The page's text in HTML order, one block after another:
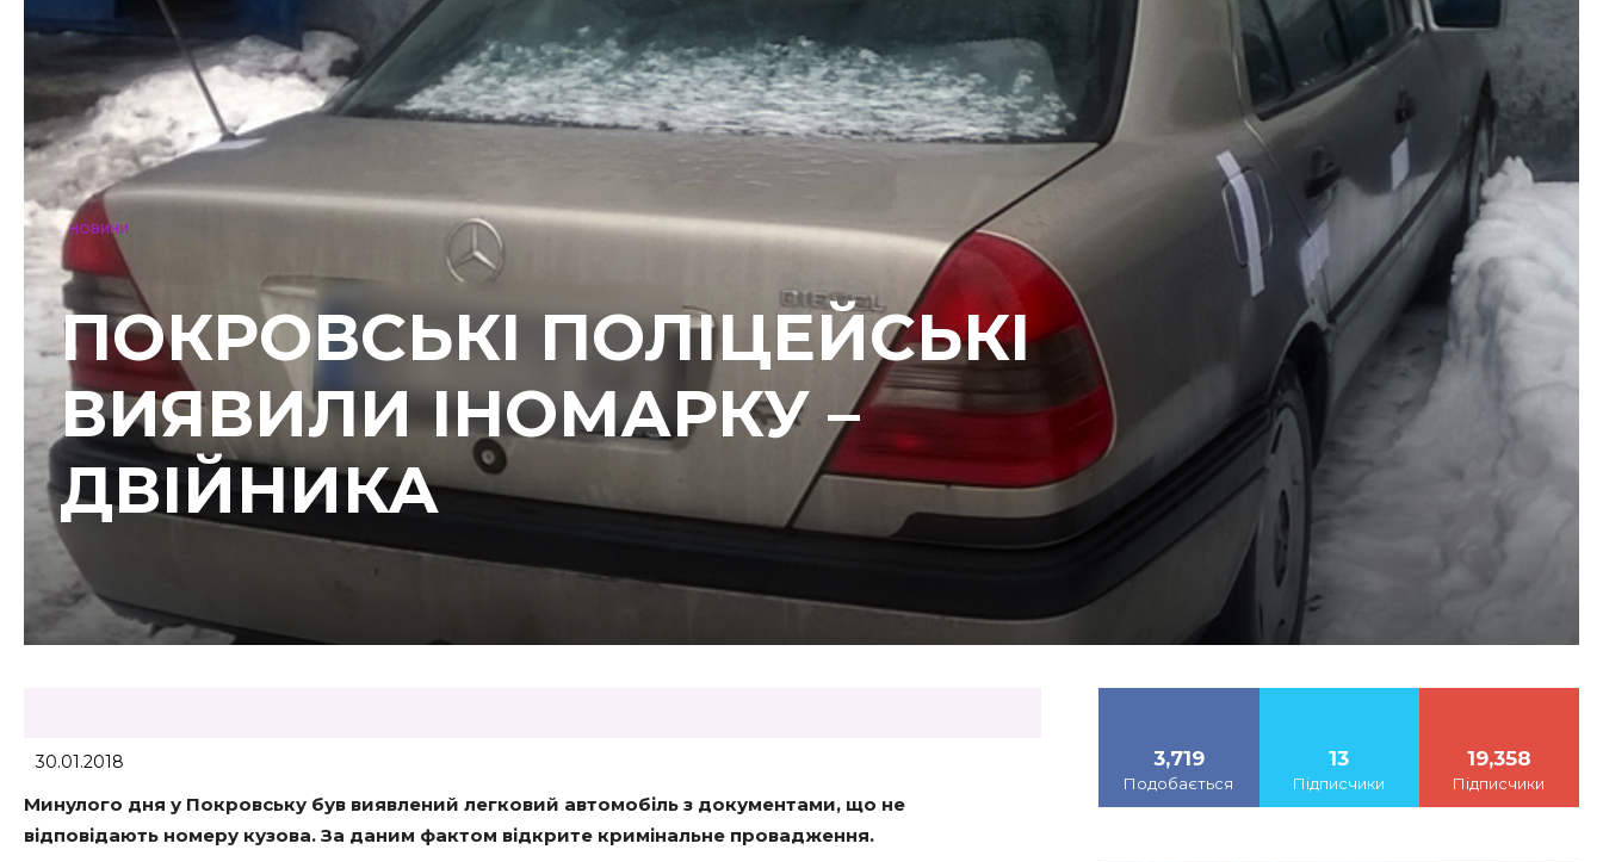
НОВИНИ
ПОКРОВСЬКІ ПОЛІЦЕЙСЬКІ
ВИЯВИЛИ ІНОМАРКУ –
ДВІЙНИКА
30.01.2018
Минулого дня у Покровську був виявлений легковий автомобіль з документами, що не
відповідають номеру кузова. За даним фактом відкрите кримінальне провадження.
3,719
Подобається
13
Підписчики
19,358
Підписчики